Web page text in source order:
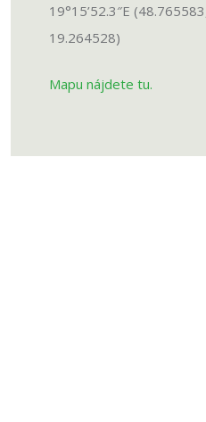
19°15’52.3″E
19.264528)
Mapu nájdete tu.